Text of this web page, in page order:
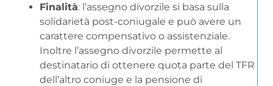
Finalità: l’assegno divorzile si basa sulla
solidarietà post-coniugale e può avere un
carattere compensativo o assistenziale.
Inoltre l’assegno divorzile permette al
destinatario di ottenere quota parte del TFR
dell’altro coniuge e la pensione di